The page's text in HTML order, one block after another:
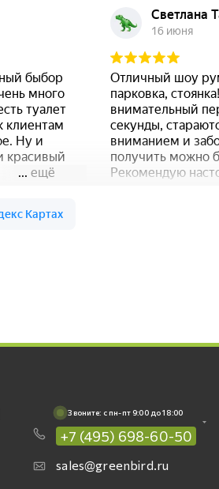
Звоните: c пн-пт 9:00 до 18:00
+7 (495) 698-60-50
sales@greenbird.ru